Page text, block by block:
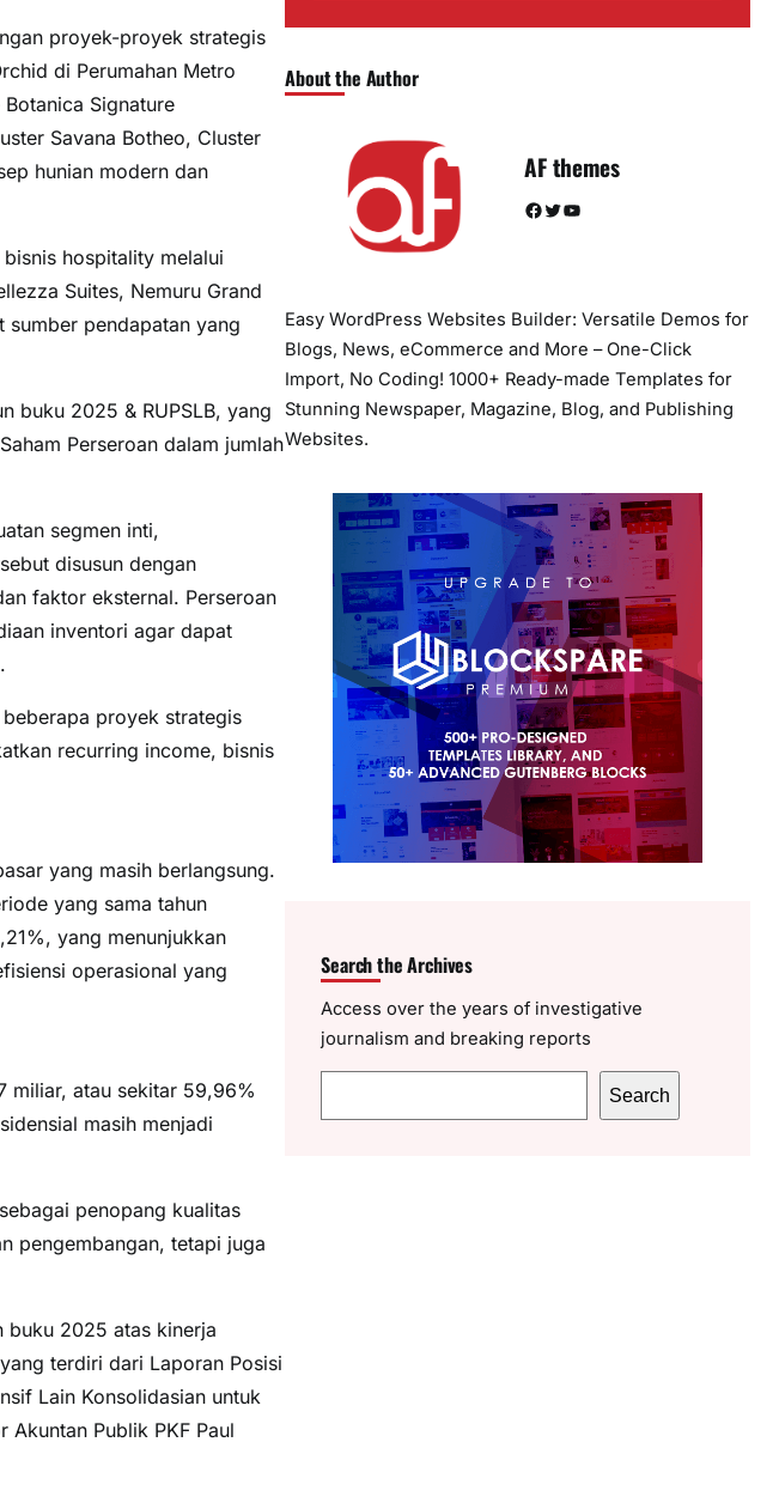
proyek-proyek strategis
di Perumahan Metro
Signature
Savana Botheo, Cluster
hunian modern dan
hospitality melalui
Suites, Nemuru Grand
sumber pendapatan yang
buku 2025 & RUPSLB, yang
Perseroan dalam jumlah
segmen inti,
disusun dengan
faktor eksternal. Perseroan
inventori agar dapat
proyek strategis
recurring income, bisnis
yang masih berlangsung.
yang sama tahun
yang menunjukkan
operasional yang
miliar, atau sekitar 59,96%
masih menjadi
penopang kualitas
pengembangan, tetapi juga
buku 2025 atas kinerja
terdiri dari Laporan Posisi
Lain Konsolidasian untuk
Publik PKF Paul
About the Author
AF themes
Facebook Twitter YouTube
Easy WordPress Websites Builder: Versatile Demos for
Blogs, News, eCommerce and More – One-Click
Import, No Coding! 1000+ Ready-made Templates for
Stunning Newspaper, Magazine, Blog, and Publishing
Websites.
Search the Archives
Access over the years of investigative
journalism and breaking reports
e
Search